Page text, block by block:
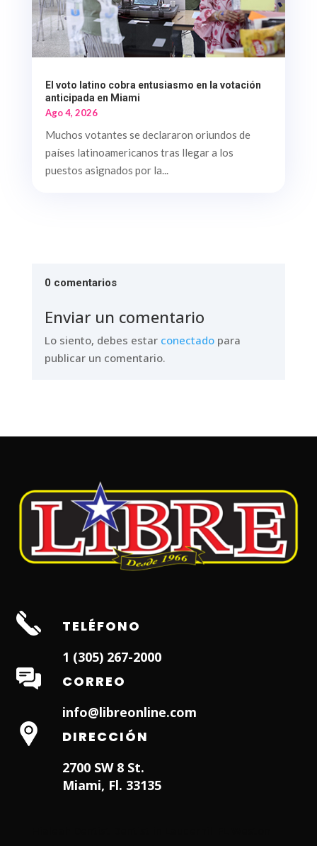
El voto latino cobra entusiasmo en la votación
anticipada en Miami
Ago 4, 2026
Muchos votantes se declararon oriundos de
países latinoamericanos tras llegar a los
puestos asignados por la...
0 comentarios
Enviar un comentario
Lo siento, debes estar conectadopara
publicar un comentario.
TELÉFONO
1 (305) 267-2000
CORREO
info@libreonline.com
DIRECCIÓN
2700 SW 8 St.
Miami, Fl. 33135